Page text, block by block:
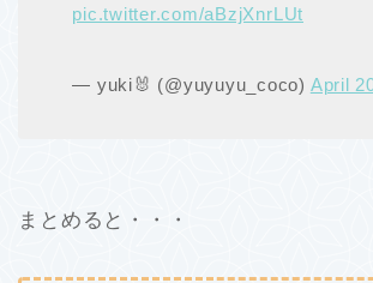
pic.twitter.com/aBzjXnrLUt
— yuki🐰 (@yuyuyu_coco) April
まとめると・・・